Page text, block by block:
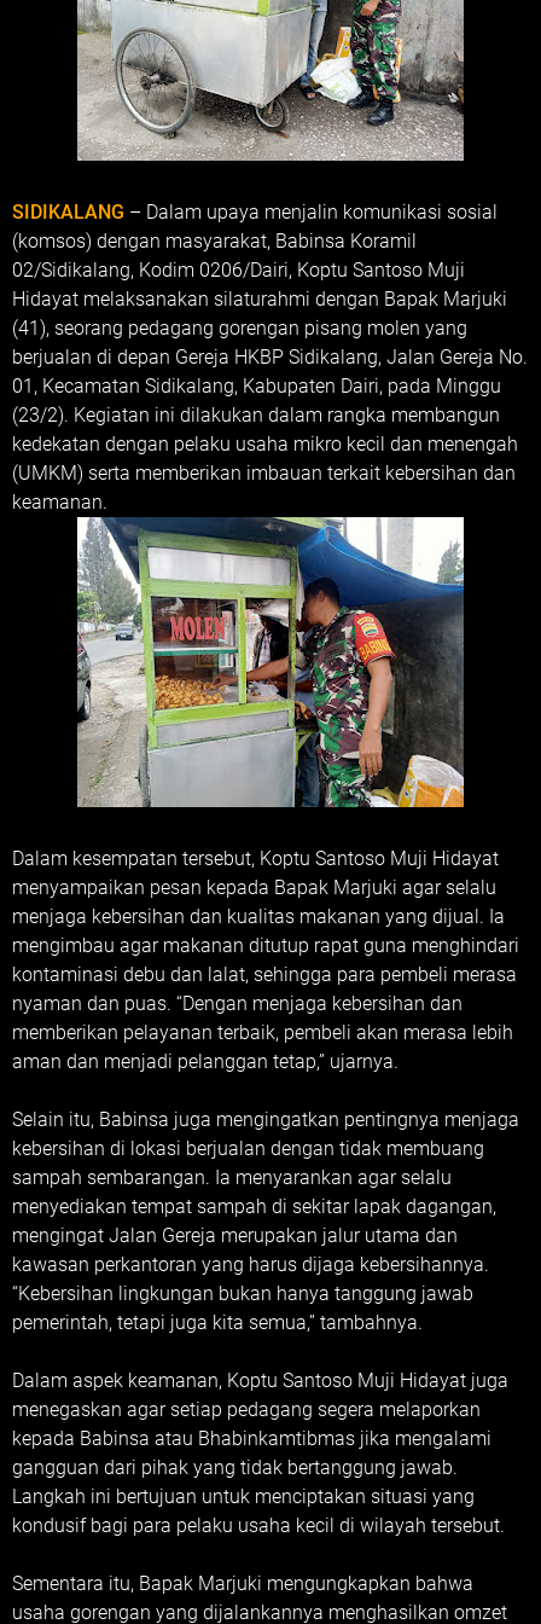
SIDIKALANG – Dalam upaya menjalin komunikasi sosial
(komsos) dengan masyarakat, Babinsa Koramil
02/Sidikalang, Kodim 0206/Dairi, Koptu Santoso Muji
Hidayat melaksanakan silaturahmi dengan Bapak Marjuki
(41), seorang pedagang gorengan pisang molen yang
berjualan di depan Gereja HKBP Sidikalang, Jalan Gereja No.
01, Kecamatan Sidikalang, Kabupaten Dairi, pada Minggu
(23/2). Kegiatan ini dilakukan dalam rangka membangun
kedekatan dengan pelaku usaha mikro kecil dan menengah
(UMKM) serta memberikan imbauan terkait kebersihan dan
keamanan.
Dalam kesempatan tersebut, Koptu Santoso Muji Hidayat
menyampaikan pesan kepada Bapak Marjuki agar selalu
menjaga kebersihan dan kualitas makanan yang dijual. Ia
mengimbau agar makanan ditutup rapat guna menghindari
kontaminasi debu dan lalat, sehingga para pembeli merasa
nyaman dan puas. “Dengan menjaga kebersihan dan
memberikan pelayanan terbaik, pembeli akan merasa lebih
aman dan menjadi pelanggan tetap,” ujarnya.
Selain itu, Babinsa juga mengingatkan pentingnya menjaga
kebersihan di lokasi berjualan dengan tidak membuang
sampah sembarangan. Ia menyarankan agar selalu
menyediakan tempat sampah di sekitar lapak dagangan,
mengingat Jalan Gereja merupakan jalur utama dan
kawasan perkantoran yang harus dijaga kebersihannya.
“Kebersihan lingkungan bukan hanya tanggung jawab
pemerintah, tetapi juga kita semua,” tambahnya.
Dalam aspek keamanan, Koptu Santoso Muji Hidayat juga
menegaskan agar setiap pedagang segera melaporkan
kepada Babinsa atau Bhabinkamtibmas jika mengalami
gangguan dari pihak yang tidak bertanggung jawab.
Langkah ini bertujuan untuk menciptakan situasi yang
kondusif bagi para pelaku usaha kecil di wilayah tersebut.
Sementara itu, Bapak Marjuki mengungkapkan bahwa
usaha gorengan yang dijalankannya menghasilkan omzet